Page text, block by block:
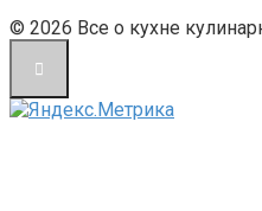
© 2026 Все о кухне